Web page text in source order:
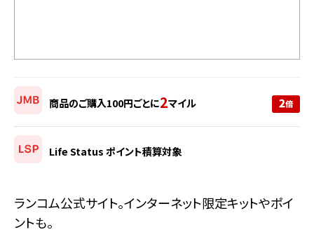
商品のご購入100円ごとに2マイル
Life Status ポイント積算対象
ランコム公式サイト。インターネット限定キットやポイ
ントも。